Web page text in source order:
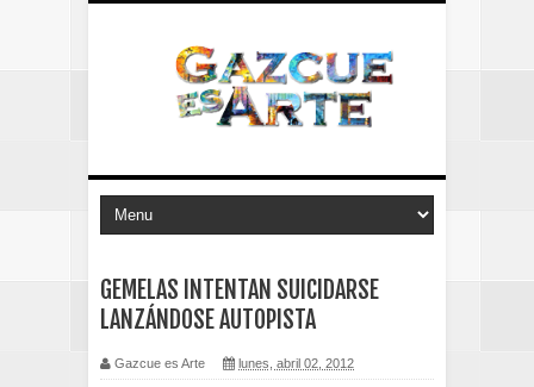
GEMELAS INTENTAN SUICIDARSE
LANZÁNDOSE AUTOPISTA
Gazcue es Arte lunes, abril 02, 2012